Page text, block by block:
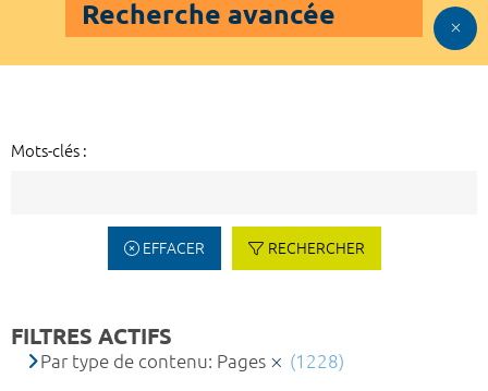
Recherche avancée
Mots-clés :
EFFACER RECHERCHER
FILTRES ACTIFS
Par type de contenu: Pages (1228)